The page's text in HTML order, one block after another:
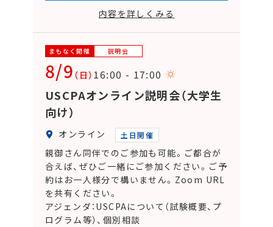
内容を詳しくみる
まもなく開催 説明会
8/9 （日） 16:00 - 17:00
USCPAオンライン説明会（大学生
向け）
オンライン 土日開催
親御さん同伴でのご参加も可能。ご都合が
合えば、ぜひご一緒にご参加ください。ご予
約はお一人様分で構いません。Zoom URL
を共有ください。
アジェンダ：USCPAについて（試験概要、プ
ログラム等）、個別相談